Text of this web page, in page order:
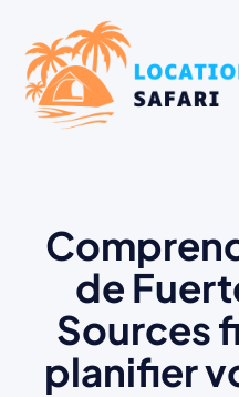
de
Sources
planifier